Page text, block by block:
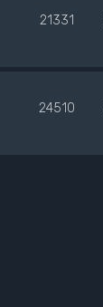
21331
24510